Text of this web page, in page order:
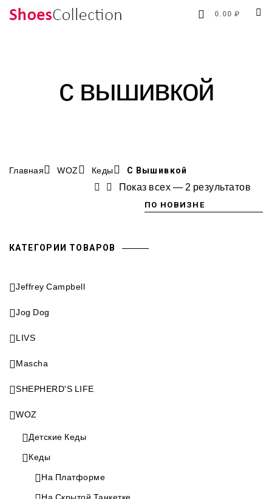
0.00 ₽
с вышивкой
Главная WOZ Кеды С Вышивкой
Показ всех — 2 результатов
КАТЕГОРИИ ТОВАРОВ
Jeffrey Campbell
Jog Dog
LIVS
Mascha
SHEPHERD'S LIFE
WOZ
Детские Кеды
Кеды
На Платформе